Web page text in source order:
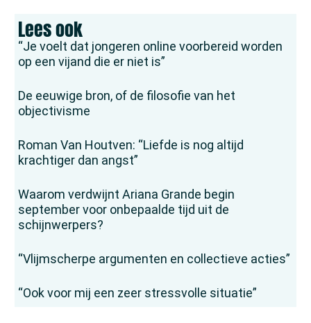
Lees ook
“Je voelt dat jongeren online voorbereid worden
op een vijand die er niet is”
De eeuwige bron, of de filosofie van het
objectivisme
Roman Van Houtven: “Liefde is nog altijd
krachtiger dan angst”
Waarom verdwijnt Ariana Grande begin
september voor onbepaalde tijd uit de
schijnwerpers?
“Vlijmscherpe argumenten en collectieve acties”
“Ook voor mij een zeer stressvolle situatie”